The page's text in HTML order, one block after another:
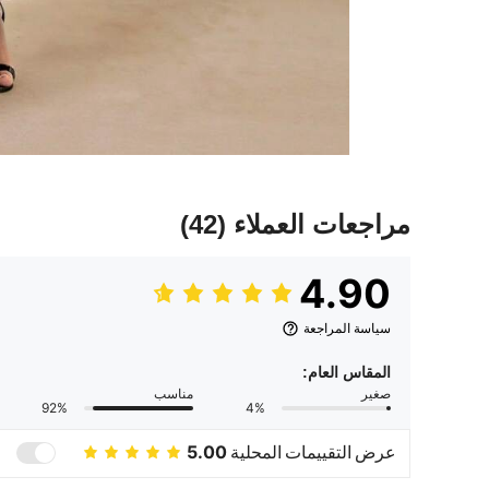
مراجعات العملاء (42)
4.90
سياسة المراجعة
المقاس العام:
صغير
4%
مناسب
92%
عرض التقييمات المحلية 5.00